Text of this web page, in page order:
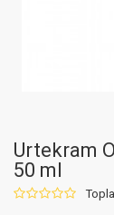
Urtekram
50 ml